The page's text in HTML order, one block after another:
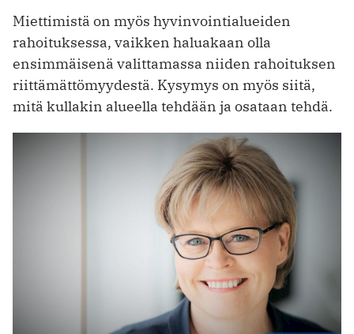
Miettimistä on myös hyvinvointialueiden
rahoituksessa, vaikken haluakaan olla
ensimmäisenä valittamassa niiden rahoituksen
riittämättömyydestä. Kysymys on myös siitä,
mitä kullakin alueella tehdään ja osataan tehdä.